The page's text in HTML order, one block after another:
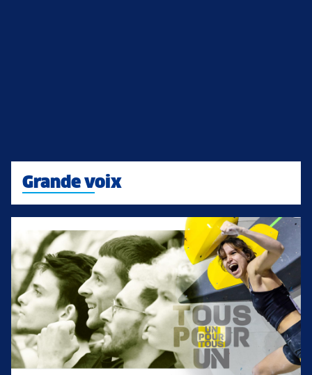
Grande voix